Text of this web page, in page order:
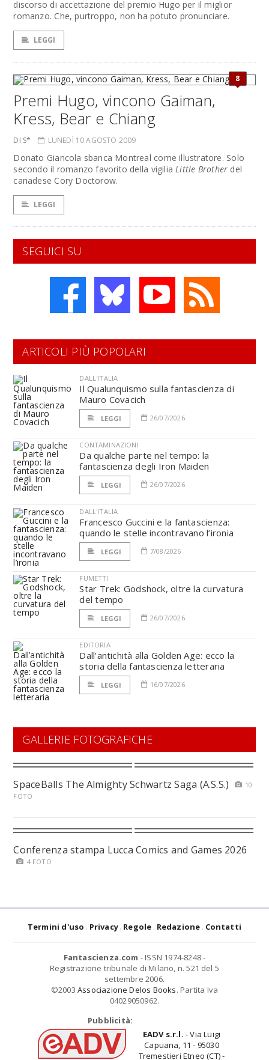
discorso di accettazione del premio Hugo per il miglior
romanzo. Che, purtroppo, non ha potuto pronunciare.
LEGGI
8
Premi Hugo, vincono Gaiman,
Kress, Bear e Chiang
DI S* LUNEDÌ 10 AGOSTO 2009
Donato Giancola sbanca Montreal come illustratore. Solo
secondo il romanzo favorito della vigiliaLittle Brother del
canadese Cory Doctorow.
LEGGI
SEGUICI SU
ARTICOLI PIÙ POPOLARI
DALL'ITALIA
Il Qualunquismo sulla fantascienza di
Mauro Covacich
LEGGI 26/07/2026
CONTAMINAZIONI
Da qualche parte nel tempo: la
fantascienza degli Iron Maiden
LEGGI 26/07/2026
DALL'ITALIA
Francesco Guccini e la fantascienza:
quando le stelle incontravano l’ironia
LEGGI 7/08/2026
FUMETTI
Star Trek: Godshock, oltre la curvatura
del tempo
LEGGI 26/07/2026
EDITORIA
Dall’antichità alla Golden Age: ecco la
storia della fantascienza letteraria
LEGGI 16/07/2026
GALLERIE FOTOGRAFICHE
SpaceBalls The Almighty Schwartz Saga (A.S.S.)
10
FOTO
Conferenza stampa Lucca Comics and Games 2026
4 FOTO
Termini d'uso Privacy Regole Redazione Contatti
Fantascienza.com - ISSN 1974-8248 -
Registrazione tribunale di Milano, n. 521 del 5
settembre 2006.
©2003 Associazione Delos Books. Partita Iva
04029050962.
Pubblicità:
EADV s.r.l. - Via Luigi
Capuana, 11 - 95030
Tremestieri Etneo (CT) -